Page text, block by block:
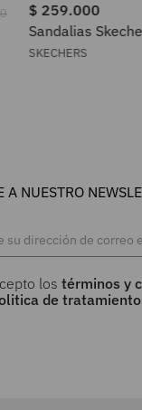
$ 259.000
Sandalias
Recovery para
SKECHERS
A NUESTRO
lostérminos y
de